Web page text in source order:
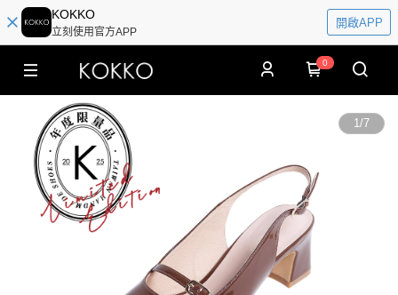
KOKKO
立刻使用官方APP
開啟APP
0
1/7